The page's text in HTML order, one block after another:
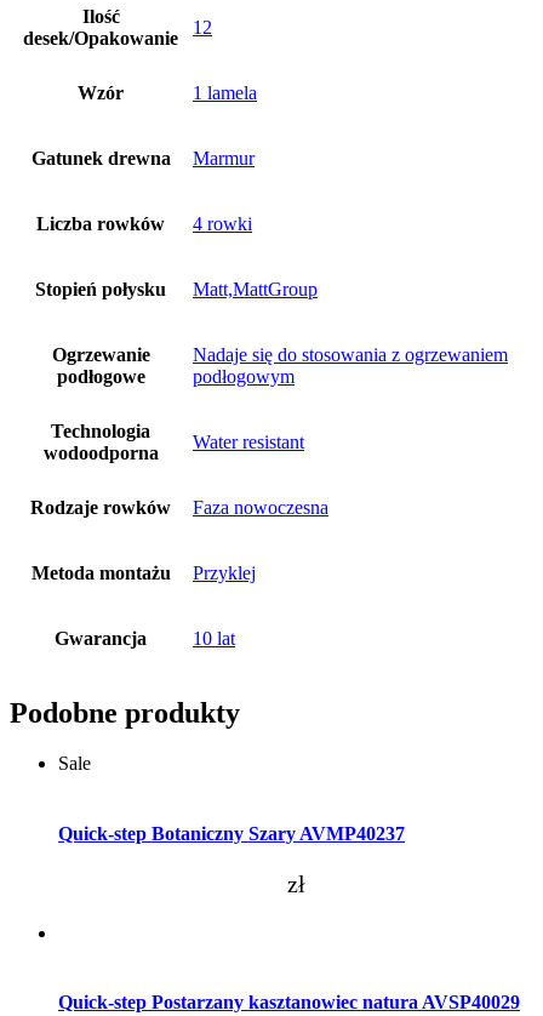
Ilość
desek/Opakowanie
12
Wzór 1 lamela
Gatunek drewna Marmur
Liczba rowków 4 rowki
Stopień połysku Matt,MattGroup
Ogrzewanie
podłogowe
Nadaje się do stosowania z ogrzewaniem
podłogowym
Technologia
wodoodporna
Water resistant
Rodzaje rowków Faza nowoczesna
Metoda montażu Przyklej
Gwarancja 10 lat
Podobne produkty
Sale
Quick-step Botaniczny Szary AVMP40237
zł
Quick-step Postarzany kasztanowiec natura AVSP40029